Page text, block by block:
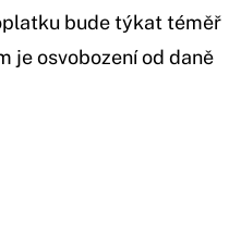
bude týkat téměř
je osvobození od daně